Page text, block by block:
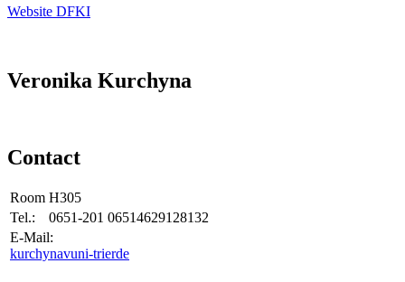
Website DFKI
Veronika Kurchyna
Contact
Room H305
Tel.:
0651-201 06514629128132
E-Mail:
kurchynavuni-trierde